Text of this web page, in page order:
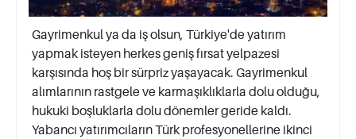
Gayrimenkul ya da iş olsun, Türkiye'de yatırım
yapmak isteyen herkes geniş fırsat yelpazesi
karşısında hoş bir sürpriz yaşayacak. Gayrimenkul
alımlarının rastgele ve karmaşıklıklarla dolu olduğu,
hukuki boşluklarla dolu dönemler geride kaldı.
Yabancı yatırımcıların Türk profesyonellerine ikinci